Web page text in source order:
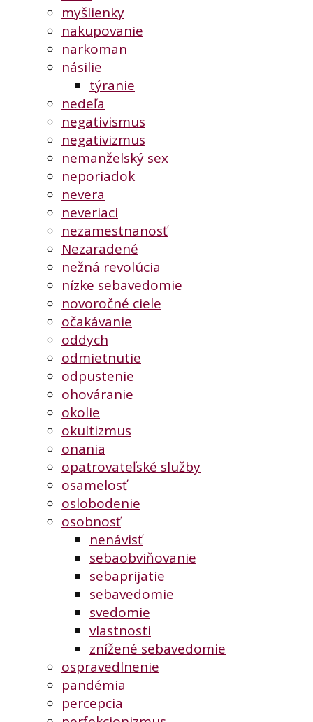
myšlienky
nakupovanie
narkoman
násilie
týranie
nedeľa
negativismus
negativizmus
nemanželský sex
neporiadok
nevera
neveriaci
nezamestnanosť
Nezaradené
nežná revolúcia
nízke sebavedomie
novoročné ciele
očakávanie
oddych
odmietnutie
odpustenie
ohováranie
okolie
okultizmus
onania
opatrovateľské služby
osamelosť
oslobodenie
osobnosť
nenávisť
sebaobviňovanie
sebaprijatie
sebavedomie
svedomie
vlastnosti
znížené sebavedomie
ospravedlnenie
pandémia
percepcia